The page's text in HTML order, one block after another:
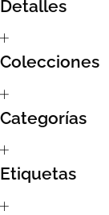
Detalles
Colecciones
Categorías
Etiquetas